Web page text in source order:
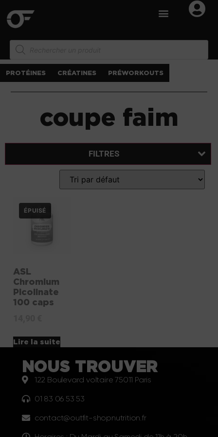
PROTÉINES CRÉATINES PRÉWORKOUTS
coupe faim
FILTRES
ASL
Chromium
Picolinate
100 caps
Lire la suite
NOUS TROUVER
122 Boulevard voltaire 75011 Paris
01 83 06 53 53
contact@outfit-shopnutrition.fr